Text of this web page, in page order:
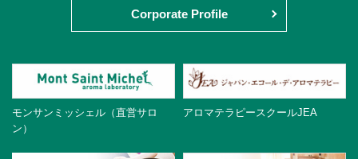
Corporate Profile
モンサンミッシェル（直営サロ
ン）
アロマテラピースクールJEA